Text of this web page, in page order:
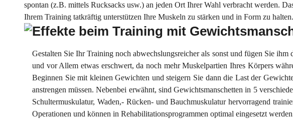
spontan (z.B. mittels Rucksacks usw.) an jeden Ort Ihrer Wahl verbracht werden.
Ihrem Training tatkräftig unterstützen Ihre Muskeln zu stärken und in Form zu halten.
Effekte beim Training mit
Gestalten Sie Ihr Training noch abwechslungsreicher als sonst und fügen Sie
und vor Allem etwas erschwert, da noch mehr Muskelpartien Ihres Körpers
Beginnen Sie mit kleinen Gewichten und steigern Sie dann die Last der
anstrengen müssen. Nebenbei erwähnt, sind Gewichtsmanschetten in 5
Schultermuskulatur, Waden,- Rücken- und Bauchmuskulatur hervorragend
Operationen und können in Rehabilitationsprogrammen optimal eingesetzt